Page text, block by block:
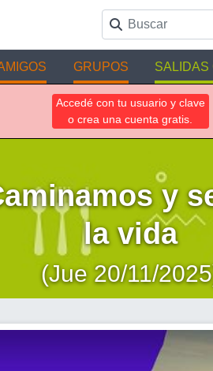
GRUPOS SALIDAS
Accedé con tu usuario y clave
o crea una cuenta gratis.
y
la vida
(Jue 20/11/